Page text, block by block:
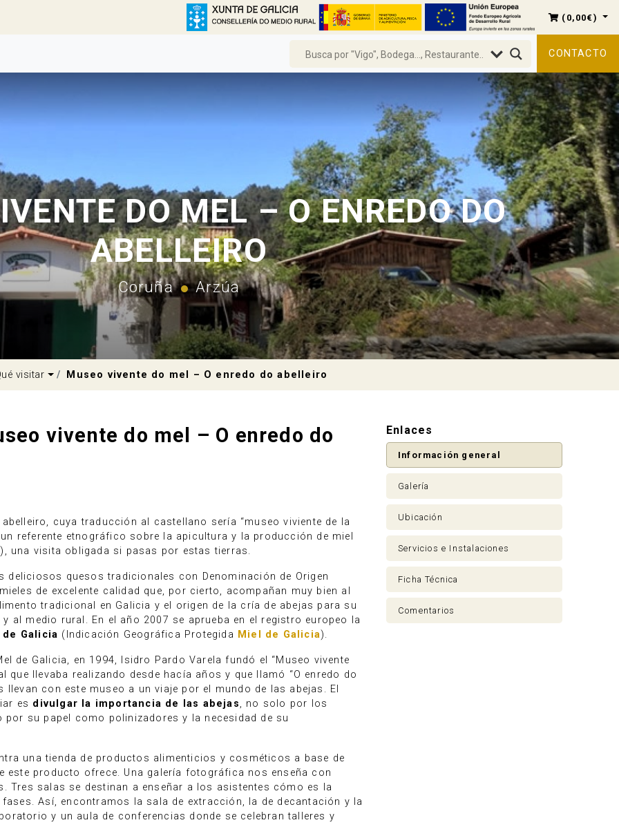
( 0,00€ )
CONTACTO
DO MEL – O ENREDO DO
ABELLEIRO
Coruña Arzúa
visitar Dropdown
Museo vivente do mel – O enredo do abelleiro
vivente do mel – O enredo do
cuya traducción al castellano sería “museo viviente de la
referente etnográfico sobre la apicultura y la producción de miel
una visita obligada si pasas por estas tierras.
deliciosos quesos tradicionales con Denominación de Origen
de excelente calidad que, por cierto, acompañan muy bien al
tradicional en Galicia y el origen de la cría de abejas para su
al medio rural. En el año 2007 se aprueba en el registro europeo la
Galicia (Indicación Geográfica Protegida Miel de Galicia).
de Galicia, en 1994, Isidro Pardo Varela fundó el “Museo vivente
que llevaba realizando desde hacía años y que llamó “O enredo do
con este museo a un viaje por el mundo de las abejas. El
es divulgar la importancia de las abejas, no solo por los
su papel como polinizadores y la necesidad de su
una tienda de productos alimenticios y cosméticos a base de
este producto ofrece. Una galería fotográfica nos enseña con
Tres salas se destinan a enseñar a los asistentes cómo es la
Así, encontramos la sala de extracción, la de decantación y la
y un aula de conferencias donde se celebran talleres y
Enlaces
Información general
Galería
Ubicación
Servicios e Instalaciones
Ficha Técnica
Comentarios